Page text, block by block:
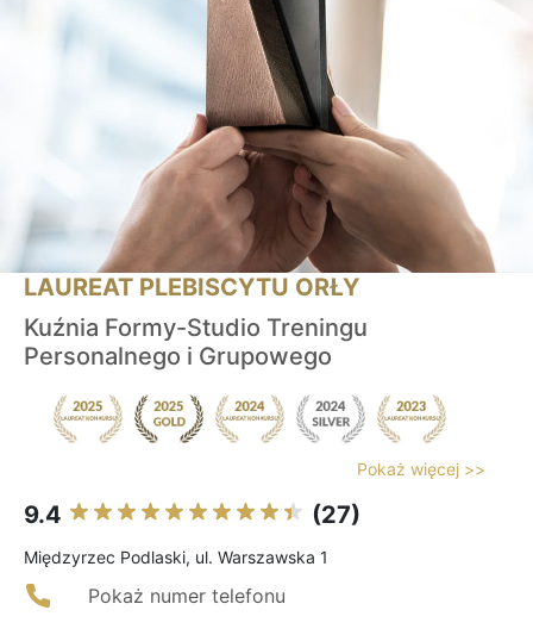
LAUREAT PLEBISCYTU ORŁY
Kuźnia Formy-Studio Treningu
Personalnego i Grupowego
Pokaż więcej >>
9.4 (27)
Międzyrzec Podlaski, ul. Warszawska 1
Pokaż numer telefonu